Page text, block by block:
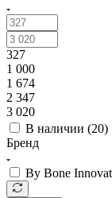
327
1 000
1 674
2 347
3 020
В наличии (20)
Бренд
By Bone